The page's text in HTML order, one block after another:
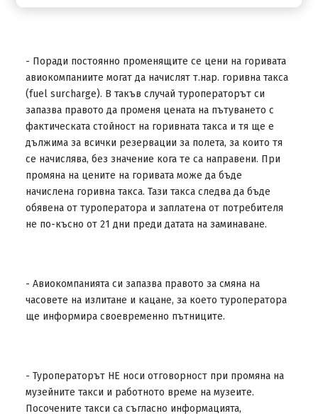
- Поради постоянно променящите се цени на горивата
авиокомпаниите могат да начислят т.нар. горивна такса
(fuel surcharge). В такъв случай туроператорът си
запазва правото да променя цената на пътуването с
фактическата стойност на горивната такса и тя ще е
дължима за всички резервации за полета, за които тя
се начислява, без значение кога те са направени. При
промяна на цените на горивата може да бъде
начислена горивна такса. Тази такса следва да бъде
обявена от туроператора и заплатена от потребителя
не по-късно от 21 дни преди датата на заминаване.
- Авиокомпанията си запазва правото за смяна на
часовете на излитане и кацане, за което туроператора
ще информира своевременно пътниците.
- Туроператорът НЕ носи отговорност при промяна на
музейните такси и работното време на музеите.
Посочените такси са съгласно информацията,